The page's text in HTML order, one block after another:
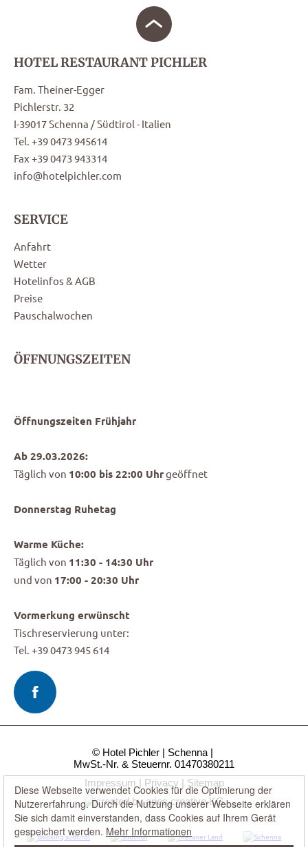
Diese Webseite verwendet Cookies für die Optimierung der
Nutzererfahrung. Durch die Nutzung unserer Webseite erklären
Sie sich damit einverstanden, dass Cookies auf Ihrem Gerät
gespeichert werden. Mehr Informationen
HOTEL RESTAURANT PICHLER
Fam. Theiner-Egger
Pichlerstr. 32
I-39017 Schenna / Südtirol - Italien
Tel. +39 0473 945614
Fax +39 0473 943314
info@hotelpichler.com
SERVICE
Anfahrt
Wetter
Hotelinfos & AGB
Preise
Pauschalwochen
ÖFFNUNGSZEITEN
Öffnungszeiten Frühjahr
Ab 29.03.2026:
Täglich von 10:00 bis 22:00 Uhrgeöffnet
Donnerstag Ruhetag
Warme Küche:
Täglich von 11:30 - 14:30 Uhr
und von 17:00 - 20:30 Uhr
Vormerkung erwünscht
Tischreservierung unter:
Tel. +39 0473 945 614
© Hotel Pichler
Schenna
MwSt.-Nr. & Steuernr. 01470380211
Impressum
Privacy Sitemap